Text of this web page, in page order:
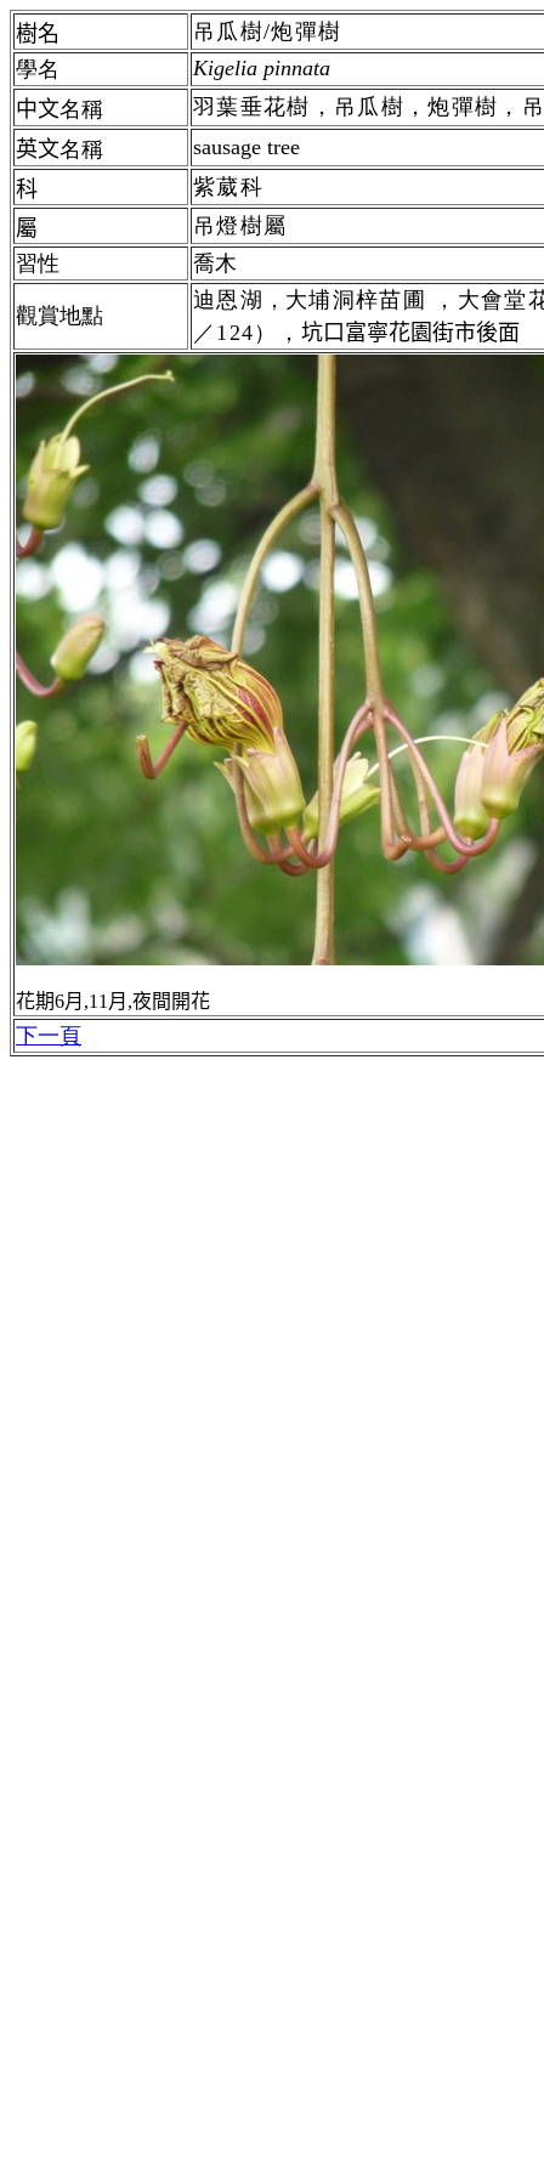
樹名
吊瓜樹/炮彈樹
學名
Kigelia pinnata
中文名稱
羽葉垂花樹，吊瓜樹，炮彈樹，
英文名稱
sausage tree
科
紫葳科
屬
吊燈樹屬
習性
喬木
觀賞地點
迪恩湖 ， 大埔洞梓苗圃 ，大會堂
／124）， 坑口富寧花園街市後面
花期6月,11月,夜間開花
下一頁